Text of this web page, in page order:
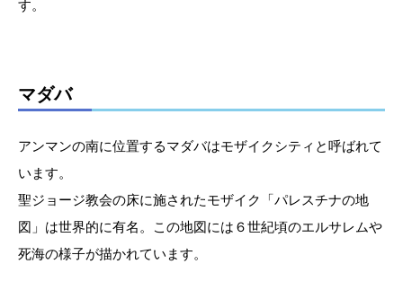
す。
マダバ
アンマンの南に位置するマダバはモザイクシティと呼ばれて
います。
聖ジョージ教会の床に施されたモザイク「パレスチナの地
図」は世界的に有名。この地図には６世紀頃のエルサレムや
死海の様子が描かれています。